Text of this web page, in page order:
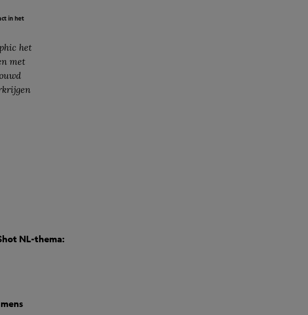
in het
het
met
NL-thema: